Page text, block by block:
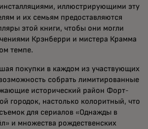
иллюстрирующими эту
и их семьям предоставляются
этой книги, чтобы они могли
Крэнберри и мистера Крамма
темпе.
покупки в каждом из участвующих
собрать лимитированные
исторический район Форт-
городок, настолько колоритный, что
для сериалов «Однажды в
и множества рождественских